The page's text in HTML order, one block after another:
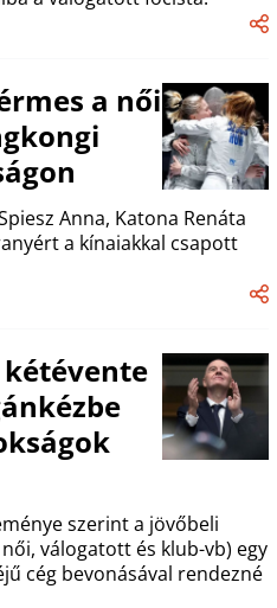
a női
Anna, Katona Renáta
a kínaiakkal csapott
kétévente
szerint a jövőbeli
válogatott és klub-vb) egy
cég bevonásával rendezné